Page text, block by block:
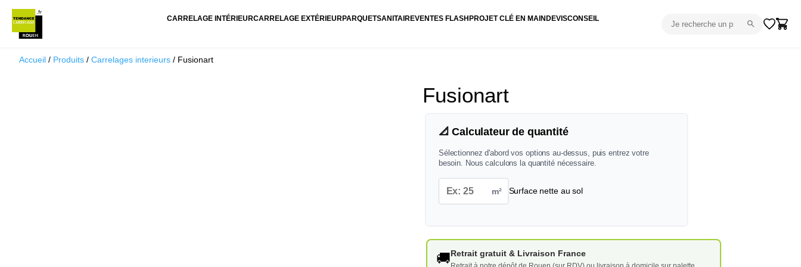
CARRELAGE INTÉRIEURCARRELAGE EXTÉRIEURPARQUETSANITAIREVENTES FLASH PROJET CLÉ EN MAIN DEVISCONSEIL
Accueil / Produits / Carrelages interieurs / Fusionart
Fusionart
📐 Calculateur de quantité
Sélectionnez d'abord vos options au-dessus, puis entrez votre
besoin. Nous calculons la quantité nécessaire.
m² Surface nette au sol
🚚Retrait gratuit & Livraison France